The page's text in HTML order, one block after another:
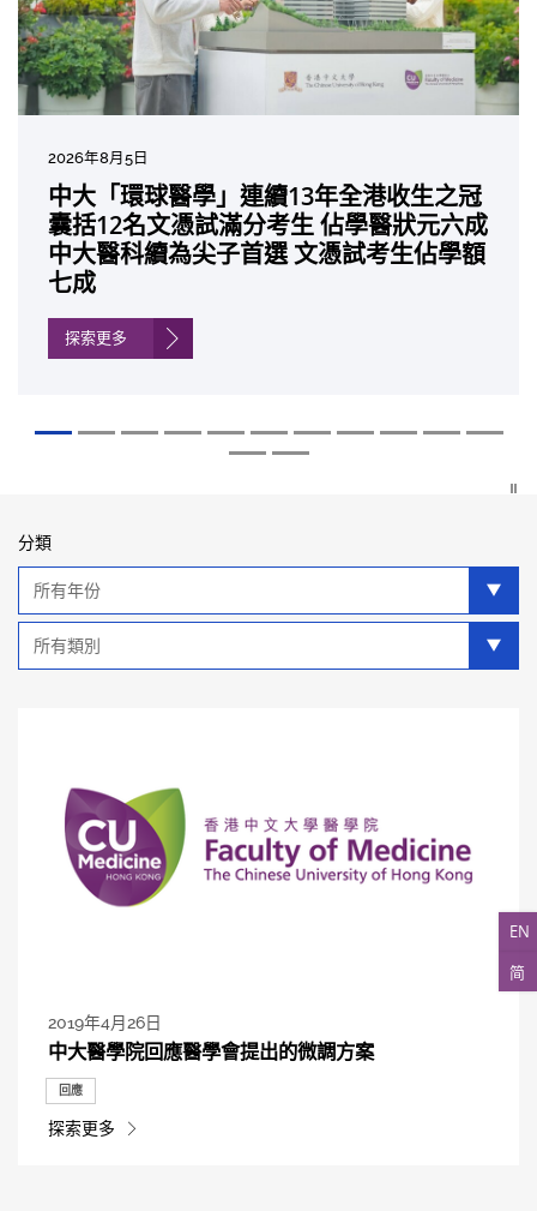
EN
简
2026年8月5日
中大「環球醫學」連續13年全港收生之冠
囊括12名文憑試滿分考生 佔學醫狀元六成
中大醫科續為尖子首選 文憑試考生佔學額
七成
探索更多
2026年7月27日
中大成立嶄新 ITECH醫療科技評估平台 推
動健康經濟分析及價值醫療
探索更多
2026年7月10日
中大研發「AI-OCT」系統助測糖尿黃斑水
腫 假陽性轉介個案銳減六成 縮短患者輪
候診症時間
2026年7月10日
中大黃秀娟教授獲頒中國工程界最高榮譽
「光華工程科技獎」 成為今屆醫藥衞生領
域唯一香港學者
2026年7月7日
中大新設「香港中文大學鳳凰獎學金」嘉
許公開試狀元 鼓勵學醫狀元走出課堂放眼
世界 裝備21世紀妙手仁醫
2026年6月29日
中大全新一站式PGT-Plus方案 精準辨識
傳統檢測中複雜基因異常「盲點」 降低人
工受孕流產及異常妊娠風險
2026年6月22日
中大發現青光眼治療新靶點 小鼠實驗證實
可恢復七成視力 有助開創嶄新神經保護療
法
2026年6月17日
中大成功拆解肝癌免疫治療耐藥性機制 揭
一種免疫細胞具「除廢餵食」新功能助癌
細胞耐藥性
2026年6月10日
中大與多名全球專家共同牽頭跨國肺癌研
究 逾半晚期ALK陽性肺癌病人七年無惡化
因特定基因異常而引起的肺癌有望變成
「慢性病」 患者可與病共存
探索更多
2026年6月5日
中大教授陳重娥獲頒「清野裕傑出領袖
獎」 成為本港首名學者榮膺亞洲糖尿病教
研最高榮譽
2026年6月2日
中大匯聚逾200位區域專家 探討私人醫療
保險如何推動全民健康覆蓋
探索更多
2026年5月19日
中大張源津醫生成首位亞洲研究員 榮獲國
際泌尿科權威獎項John K. Lattimer 講座
獎
2026年5月14日
中大取得「從實驗室到臨床應用」研究突
破 初步證實GLP-1藥物可改善嚴重中風康
復情況
分類
類
2019年4月26日
中大醫學院回應醫學會提出的微調方案
回應
探索更多